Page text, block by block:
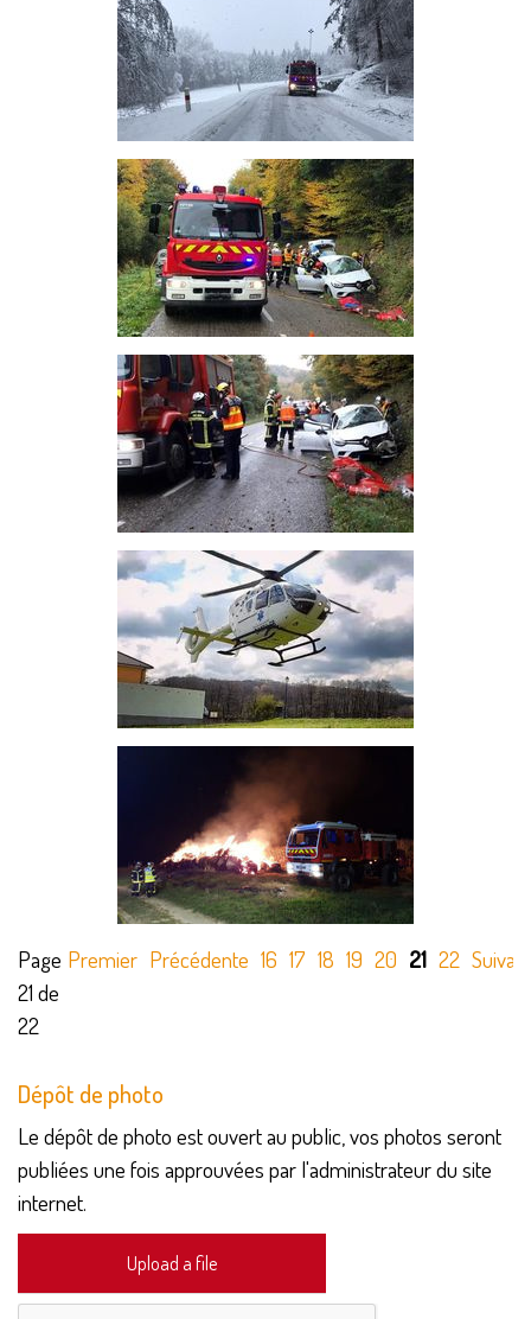
Page
21 de
22
Premier Précédente 16 17 18 19 20 21 22
Dépôt de photo
Le dépôt de photo est ouvert au public, vos photos seront
publiées une fois approuvées par l'administrateur du site
internet.
Upload a file